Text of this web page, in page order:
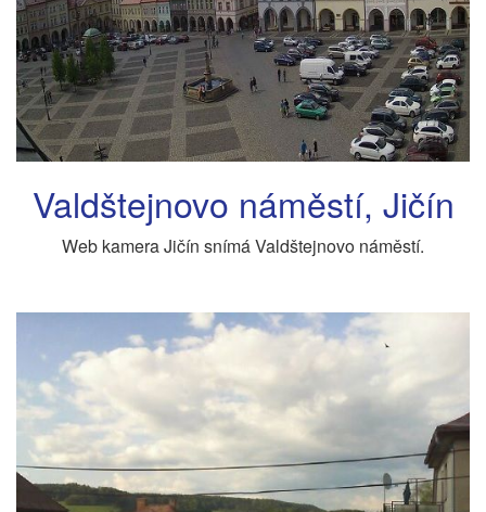
Valdštejnovo náměstí, Jičín
Web kamera Jičín snímá Valdštejnovo náměstí.